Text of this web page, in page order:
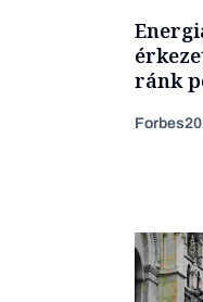
ránk
Forbes